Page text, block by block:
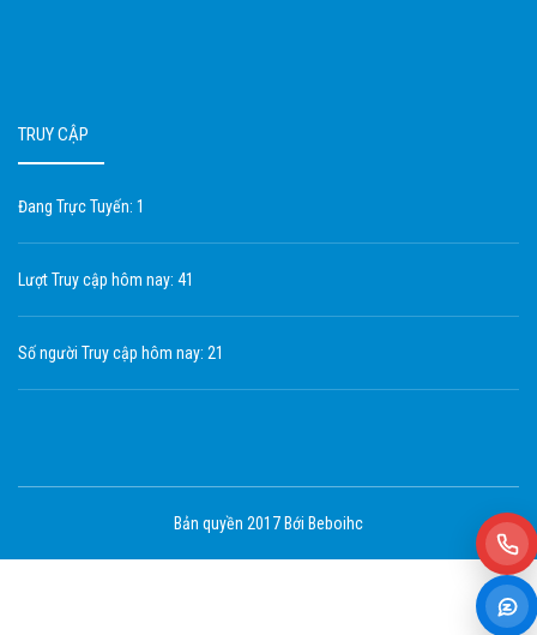
TRUY CẬP
Đang Trực Tuyến: 1
Lượt Truy cập hôm nay: 41
Số người Truy cập hôm nay: 21
Bản quyền 2017 Bới Beboihc